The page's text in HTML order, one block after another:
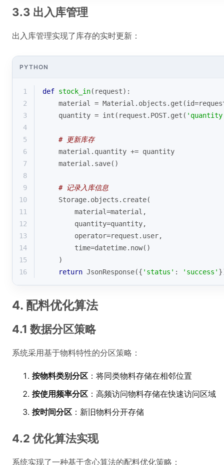
3.3 出入库管理
出入库管理实现了库存的实时更新：
PYTHON
1 def stock_in( request):
2
    material = Material.objects.get(
id
3
    quantity =
int (request.POST.get(
4
5
# 更新库存
6
    material.quantity += quantity
7
    material.save()
8
9
# 记录入库信息
10
    Storage.objects.create(
11
        material=material,
12
        quantity=quantity,
13
        operator=request.user,
14
        time=datetime.now()
15
    )
16
return JsonResponse({ 'status' : 'success'
4. 配料优化算法
4.1 数据分区策略
系统采用基于物料特性的分区策略：
按物料类别分区 ：将同类物料存储在相邻位置
按使用频率分区 ：高频访问物料存储在快速访问区域
按时间分区 ：新旧物料分开存储
4.2 优化算法实现
系统实现了一种基于贪心算法的配料优化策略：